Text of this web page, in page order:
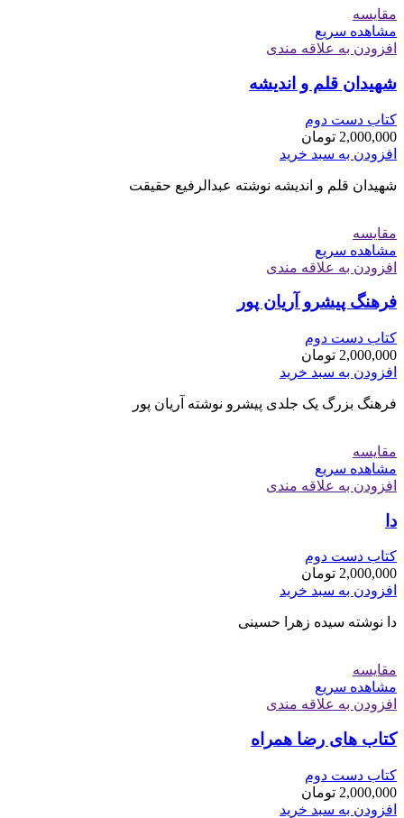
مقایسه
مشاهده سریع
افزودن به علاقه مندی
شهیدان قلم و اندیشه
کتاب دست دوم
2,000,000 تومان
افزودن به سبد خرید
شهیدان قلم و اندیشه نوشته عبدالرفیع حقیقت
مقایسه
مشاهده سریع
افزودن به علاقه مندی
فرهنگ پیشرو آریان پور
کتاب دست دوم
2,000,000 تومان
افزودن به سبد خرید
فرهنگ بزرگ یک جلدی پیشرو نوشته آریان پور
مقایسه
مشاهده سریع
افزودن به علاقه مندی
دا
کتاب دست دوم
2,000,000 تومان
افزودن به سبد خرید
دا نوشته سیده زهرا حسینی
مقایسه
مشاهده سریع
افزودن به علاقه مندی
کتاب های رضا همراه
کتاب دست دوم
2,000,000 تومان
افزودن به سبد خرید